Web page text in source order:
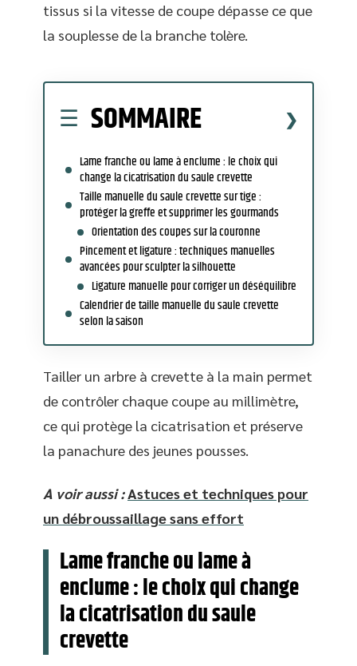
tissus si la vitesse de coupe dépasse ce que
la souplesse de la branche tolère.
SOMMAIRE
Lame franche ou lame à enclume : le choix qui
change la cicatrisation du saule crevette
Taille manuelle du saule crevette sur tige :
protéger la greffe et supprimer les gourmands
Orientation des coupes sur la couronne
Pincement et ligature : techniques manuelles
avancées pour sculpter la silhouette
Ligature manuelle pour corriger un déséquilibre
Calendrier de taille manuelle du saule crevette
selon la saison
Tailler un arbre à crevette à la main permet
de contrôler chaque coupe au millimètre,
ce qui protège la cicatrisation et préserve
la panachure des jeunes pousses.
A voir aussi : Astuces et techniques pour
un débroussaillage sans effort
Lame franche ou lame à
enclume : le choix qui change
la cicatrisation du saule
crevette